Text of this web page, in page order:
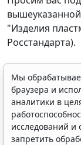
"Изделия
Росстандарта).
Перепечатка
Мы
браузера и
аналитики в
исследований
запретить